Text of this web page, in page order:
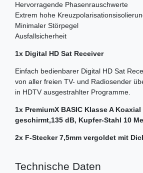
Hervorragende Phasenrauschwerte
Extrem hohe
Minimaler Störpegel
Ausfallsicherheit
1x Digital HD Sat Receiver
Einfach bedienbarer Digital HD Sat
von aller freien TV- und Radiosender
in HDTV ausgestrahlter Programme.
1x PremiumX BASIC Klasse A
geschirmt,135 dB, Kupfer-Stahl 10
2x F-Stecker 7,5mm vergoldet mit
Technische Daten